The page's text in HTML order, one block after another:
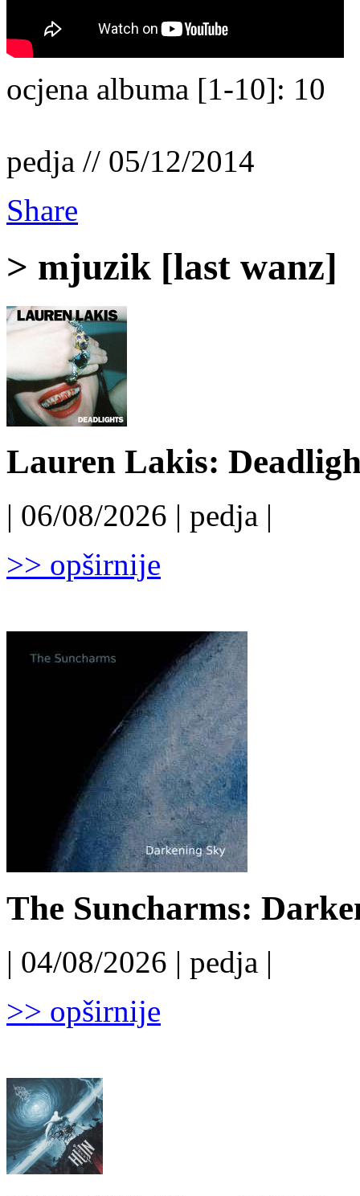
ocjena albuma [1-10]: 10
pedja // 05/12/2014
Share
> mjuzik [last wanz]
Lauren Lakis:
| 06/08/2026 | pedja |
>> opširnije
The Suncharms:
| 04/08/2026 | pedja |
>> opširnije